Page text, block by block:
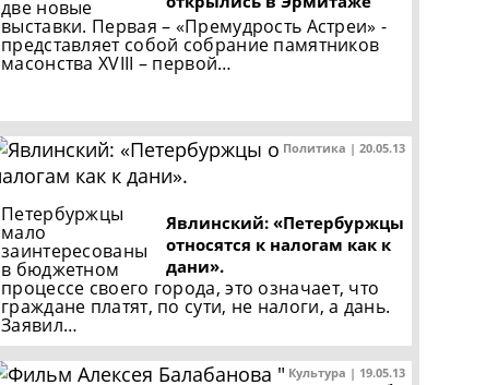
две новые
выставки. Первая – «Премудрость Астреи» -
представляет собой собрание памятников
масонства XVIII – первой…
Политика | 20.05.13
Явлинский: «Петербуржцы
относятся к налогам как к
дани».
Петербуржцы
мало
заинтересованы
в бюджетном
процессе своего города, это означает, что
граждане платят, по сути, не налоги, а дань.
Заявил…
Культура | 19.05.13